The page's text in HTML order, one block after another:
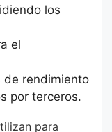
los
el
de rendimiento
por terceros.
para